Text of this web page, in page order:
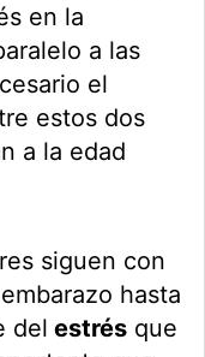
en la
a las
el
estos dos
a la edad
siguen con
hasta
del estrés que